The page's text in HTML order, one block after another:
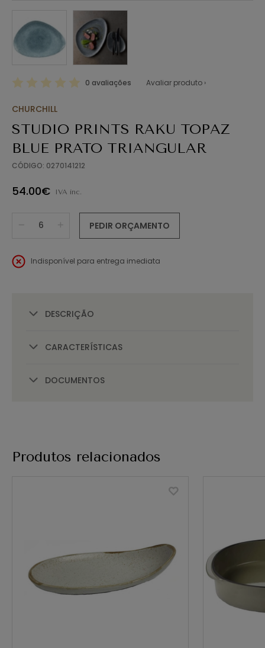
0 avaliações Avaliar produto ›
CHURCHILL
STUDIO PRINTS RAKU TOPAZ
BLUE PRATO TRIANGULAR
CÓDIGO: 0270141212
54.00€ IVA inc.
PEDIR ORÇAMENTO
Indisponível para entrega imediata
DESCRIÇÃO
CARACTERÍSTICAS
DOCUMENTOS
Produtos relacionados